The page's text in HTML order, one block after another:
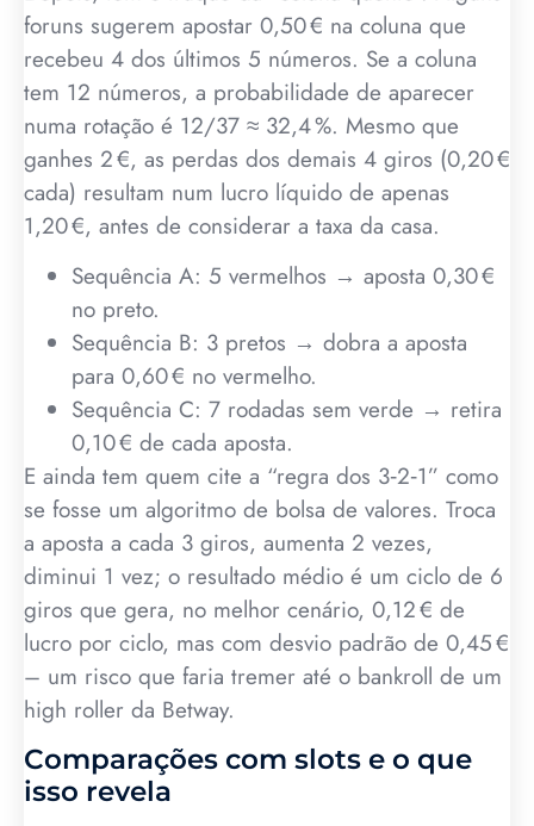
foruns sugerem apostar 0,50 € na coluna que
recebeu 4 dos últimos 5 números. Se a coluna
tem 12 números, a probabilidade de aparecer
numa rotação é 12/37 ≈ 32,4 %. Mesmo que
ganhes 2 €, as perdas dos demais 4 giros (0,20 €
cada) resultam num lucro líquido de apenas
1,20 €, antes de considerar a taxa da casa.
Sequência A: 5 vermelhos → aposta 0,30 €
no preto.
Sequência B: 3 pretos → dobra a aposta
para 0,60 € no vermelho.
Sequência C: 7 rodadas sem verde → retira
0,10 € de cada aposta.
E ainda tem quem cite a “regra dos 3‑2‑1” como
se fosse um algoritmo de bolsa de valores. Troca
a aposta a cada 3 giros, aumenta 2 vezes,
diminui 1 vez; o resultado médio é um ciclo de 6
giros que gera, no melhor cenário, 0,12 € de
lucro por ciclo, mas com desvio padrão de 0,45 €
– um risco que faria tremer até o bankroll de um
high roller da Betway.
Comparações com slots e o que
isso revela